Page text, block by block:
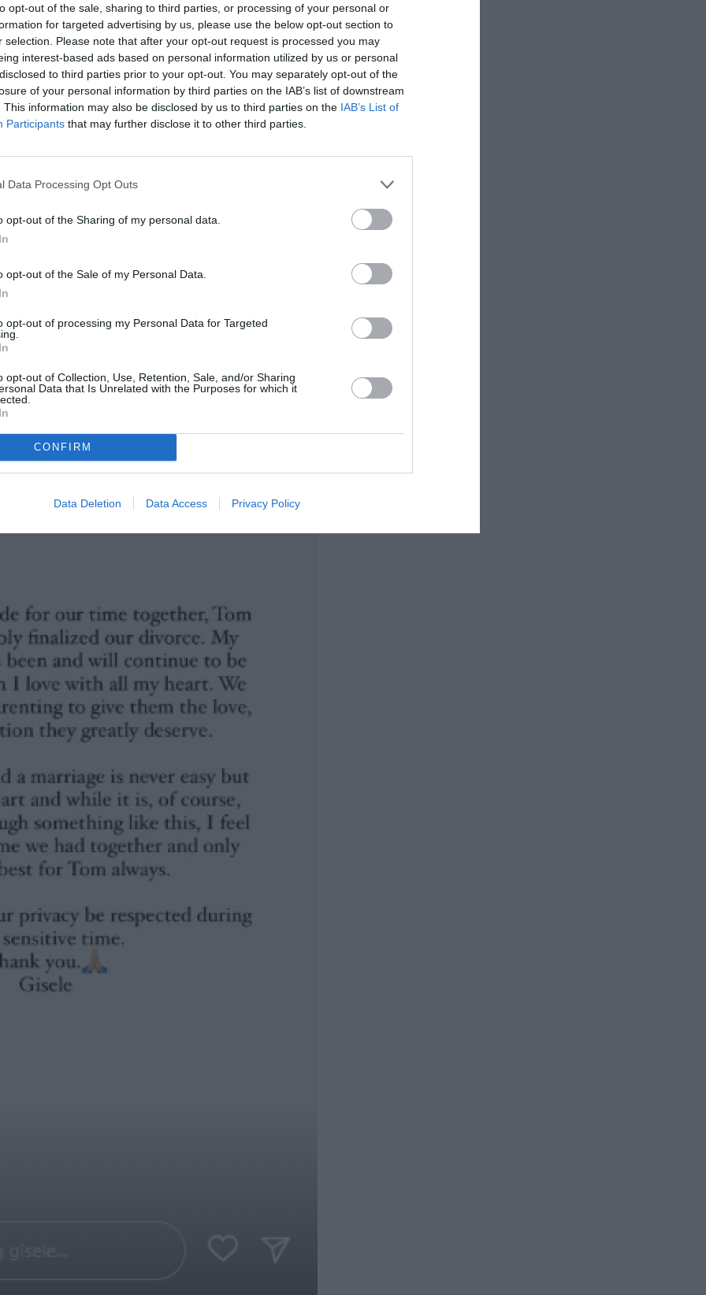
opt-out of the sale, sharing to third parties, or processing of your personal or
for targeted advertising by us, please use the below opt-out section to
selection. Please note that after your opt-out request is processed you may
interest-based ads based on personal information utilized by us or personal
to third parties prior to your opt-out. You may separately opt-out of the
of your personal information by third parties on the IAB’s list of downstream
This information may also be disclosed by us to third parties on the IAB’s List of
Participants that may further disclose it to other third parties.
Data Processing Opt Outs
opt-out of the Sharing of my personal data.
opt-out of the Sale of my Personal Data.
opt-out of processing my Personal Data for Targeted
opt-out of Collection, Use, Retention, Sale, and/or Sharing
Data that Is Unrelated with the Purposes for which it
CONFIRM
Data Deletion Data Access Privacy Policy
story στο Instagram ηGisele
αυτό που εδώ και αρκετό καιρό ήταν γνωστό:
Tom Brady.
παιδιά, το ζευγάρι αποφάσισε να
Gisele και Tom Brady έκαναν επίσημα αίτηση
καθώς όλο το προηγούμενο
του διαζυγίου, αναφέρουν δημοσιεύματα
της έκανε η ίδια η Gisele με ένα story στον
στο οποίο ζητά σεβασμό σε αυτή την
της.